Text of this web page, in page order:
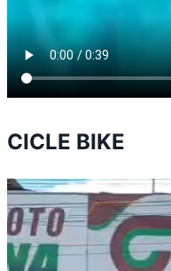
CICLE BIKE